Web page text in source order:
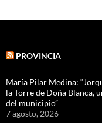
PROVINCIA
María Pilar Medina:
la Torre de Doña Blanca,
del municipio”
7 agosto, 2026